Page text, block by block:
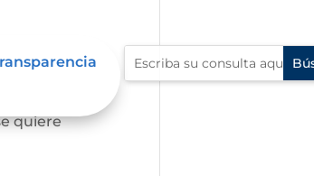
estén
quiere